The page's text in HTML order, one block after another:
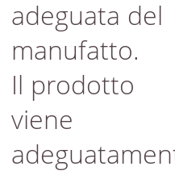
adeguata del
manufatto.
Il prodotto
viene